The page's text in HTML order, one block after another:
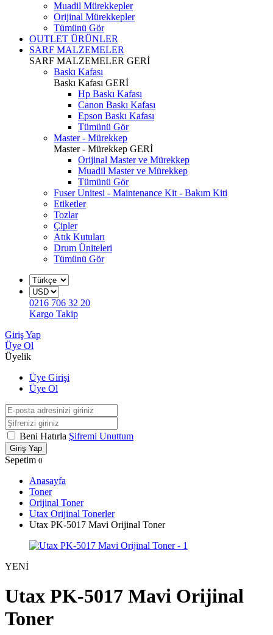
Muadil Mürekkepler
Orijinal Mürekkepler
Tümünü Gör
OUTLET ÜRÜNLER
SARF MALZEMELER
SARF MALZEMELER GERİ
Baskı Kafası
Baskı Kafası GERİ
Hp Baskı Kafası
Canon Baskı Kafası
Epson Baskı Kafası
Tümünü Gör
Master - Mürekkep
Master - Mürekkep GERİ
Orijinal Master ve Mürekkep
Muadil Master ve Mürekkep
Tümünü Gör
Fuser Unitesi - Maintenance Kit - Bakım Kiti
Etiketler
Tozlar
Çipler
Atık Kutuları
Drum Üniteleri
Tümünü Gör
0216 706 32 20
Kargo Takip
Giriş Yap
Üye Ol
Üyelik
Üye Girişi
Üye Ol
Beni Hatırla Şifremi Unuttum
Giriş Yap
Sepetim 0
Anasayfa
Toner
Orijinal Toner
Utax Orijinal Tonerler
Utax PK-5017 Mavi Orijinal Toner
YENİ
Utax PK-5017 Mavi Orijinal
Toner